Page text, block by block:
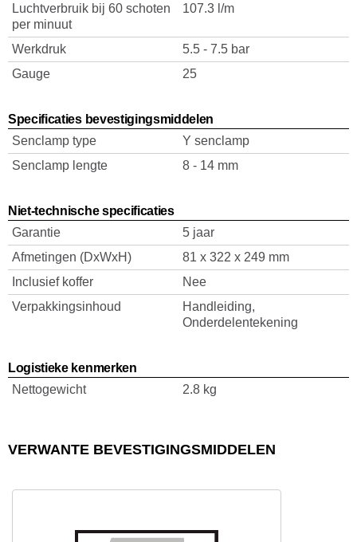
Luchtverbruik bij 60 schoten
per minuut
107.3 l/m
Werkdruk
5.5 - 7.5 bar
Gauge
25
Specificaties bevestigingsmiddelen
Senclamp type
Y senclamp
Senclamp lengte
8 - 14 mm
Niet-technische specificaties
Garantie
5 jaar
Afmetingen (DxWxH)
81 x 322 x 249 mm
Inclusief koffer
Nee
Verpakkingsinhoud
Handleiding,
Onderdelentekening
Logistieke kenmerken
Nettogewicht
2.8 kg
VERWANTE BEVESTIGINGSMIDDELEN